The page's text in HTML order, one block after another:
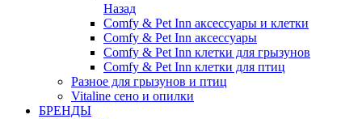
Назад
Comfy & Pet Inn аксессуары и клетки
Comfy & Pet Inn аксессуары
Comfy & Pet Inn клетки для грызунов
Comfy & Pet Inn клетки для птиц
Разное для грызунов и птиц
Vitaline сено и опилки
БРЕНДЫ